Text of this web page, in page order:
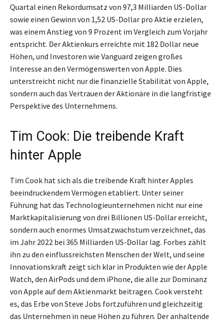
Quartal einen Rekordumsatz von 97,3 Milliarden US-Dollar
sowie einen Gewinn von 1,52 US-Dollar pro Aktie erzielen,
was einem Anstieg von 9 Prozent im Vergleich zum Vorjahr
entspricht. Der Aktienkurs erreichte mit 182 Dollar neue
Höhen, und Investoren wie Vanguard zeigen großes
Interesse an den Vermögenswerten von Apple. Dies
unterstreicht nicht nur die finanzielle Stabilität von Apple,
sondern auch das Vertrauen der Aktionäre in die langfristige
Perspektive des Unternehmens.
Tim Cook: Die treibende Kraft
hinter Apple
Tim Cook hat sich als die treibende Kraft hinter Apples
beeindruckendem Vermögen etabliert. Unter seiner
Führung hat das Technologieunternehmen nicht nur eine
Marktkapitalisierung von drei Billionen US-Dollar erreicht,
sondern auch enormes Umsatzwachstum verzeichnet, das
im Jahr 2022 bei 365 Milliarden US-Dollar lag. Forbes zählt
ihn zu den einflussreichsten Menschen der Welt, und seine
Innovationskraft zeigt sich klar in Produkten wie der Apple
Watch, den AirPods und dem iPhone, die alle zur Dominanz
von Apple auf dem Aktienmarkt beitragen. Cook versteht
es, das Erbe von Steve Jobs fortzuführen und gleichzeitig
das Unternehmen in neue Höhen zu führen. Der anhaltende